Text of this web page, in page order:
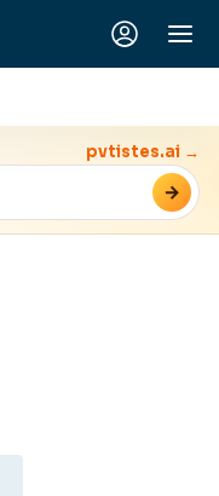
→
pvtistes.ai →